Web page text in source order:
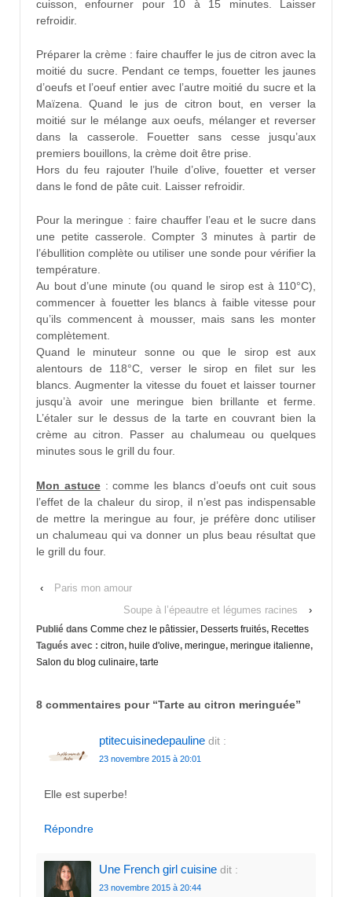
cuisson, enfourner pour 10 à 15 minutes. Laisser
refroidir.
Préparer la crème : faire chauffer le jus de citron avec la
moitié du sucre. Pendant ce temps, fouetter les jaunes
d’oeufs et l’oeuf entier avec l’autre moitié du sucre et la
Maïzena. Quand le jus de citron bout, en verser la
moitié sur le mélange aux oeufs, mélanger et reverser
dans la casserole. Fouetter sans cesse jusqu’aux
premiers bouillons, la crème doit être prise.
Hors du feu rajouter l’huile d’olive, fouetter et verser
dans le fond de pâte cuit. Laisser refroidir.
Pour la meringue : faire chauffer l’eau et le sucre dans
une petite casserole. Compter 3 minutes à partir de
l’ébullition complète ou utiliser une sonde pour vérifier la
température.
Au bout d’une minute (ou quand le sirop est à 110°C),
commencer à fouetter les blancs à faible vitesse pour
qu’ils commencent à mousser, mais sans les monter
complètement.
Quand le minuteur sonne ou que le sirop est aux
alentours de 118°C, verser le sirop en filet sur les
blancs. Augmenter la vitesse du fouet et laisser tourner
jusqu’à avoir une meringue bien brillante et ferme.
L’étaler sur le dessus de la tarte en couvrant bien la
crème au citron. Passer au chalumeau ou quelques
minutes sous le grill du four.
Mon astuce: comme les blancs d’oeufs ont cuit sous
l’effet de la chaleur du sirop, il n’est pas indispensable
de mettre la meringue au four, je préfère donc utiliser
un chalumeau qui va donner un plus beau résultat que
le grill du four.
‹
Paris mon amour
Soupe à l’épeautre et légumes racines
›
Publié dans Comme chez le pâtissier, Desserts fruités, Recettes
Tagués avec : citron, huile d'olive, meringue, meringue italienne,
Salon du blog culinaire, tarte
8 commentaires pour “Tarte au citron meringuée”
ptitecuisinedepauline dit :
23 novembre 2015 à 20:01
Elle est superbe!
Répondre
Une French girl cuisine dit :
23 novembre 2015 à 20:44